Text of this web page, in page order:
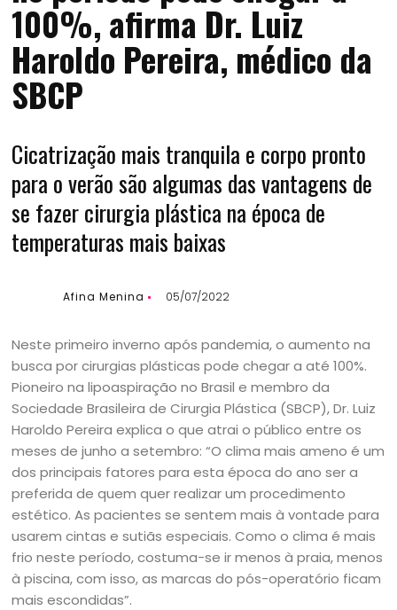
100%, afirma Dr. Luiz
Haroldo Pereira, médico da
SBCP
Cicatrização mais tranquila e corpo pronto
para o verão são algumas das vantagens de
se fazer cirurgia plástica na época de
temperaturas mais baixas
Afina Menina 05/07/2022
Neste primeiro inverno após pandemia, o aumento na
busca por cirurgias plásticas pode chegar a até 100%.
Pioneiro na lipoaspiração no Brasil e membro da
Sociedade Brasileira de Cirurgia Plástica (SBCP), Dr. Luiz
Haroldo Pereira explica o que atrai o público entre os
meses de junho a setembro: “O clima mais ameno é um
dos principais fatores para esta época do ano ser a
preferida de quem quer realizar um procedimento
estético. As pacientes se sentem mais à vontade para
usarem cintas e sutiãs especiais. Como o clima é mais
frio neste período, costuma-se ir menos à praia, menos
à piscina, com isso, as marcas do pós-operatório ficam
mais escondidas”.